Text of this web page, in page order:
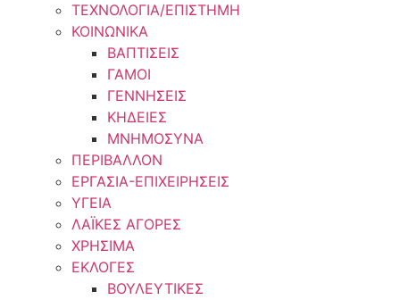
ΤΕΧΝΟΛΟΓΙΑ/ΕΠΙΣΤΗΜΗ
ΚΟΙΝΩΝΙΚΑ
ΒΑΠΤΙΣΕΙΣ
ΓΑΜΟΙ
ΓΕΝΝΗΣΕΙΣ
ΚΗΔΕΙΕΣ
ΜΝΗΜΟΣΥΝΑ
ΠΕΡΙΒΑΛΛΟΝ
ΕΡΓΑΣΙΑ-ΕΠΙΧΕΙΡΗΣΕΙΣ
ΥΓΕΙΑ
ΛΑΪΚΕΣ ΑΓΟΡΕΣ
ΧΡΗΣΙΜΑ
ΕΚΛΟΓΕΣ
ΒΟΥΛΕΥΤΙΚΕΣ